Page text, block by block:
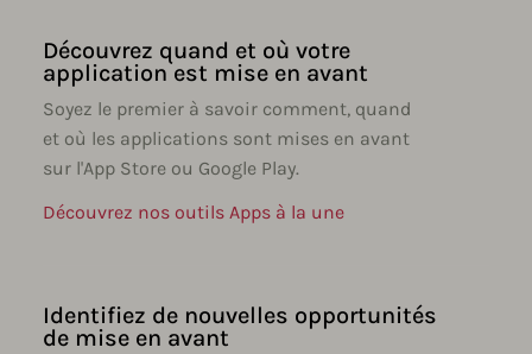
Découvrez quand et où votre
application est mise en avant
Soyez le premier à savoir comment, quand
et où les applications sont mises en avant
sur l'App Store ou Google Play.
Découvrez nos outils Apps à la une
Identifiez de nouvelles opportunités
de mise en avant